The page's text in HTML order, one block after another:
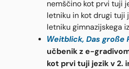
nemščino kot prvi tuji
letniku in kot drugi tuji
letniku gimnazijskega
Weitblick, Das große
učbenik z e-
kot prvi tuji jezik v 2.